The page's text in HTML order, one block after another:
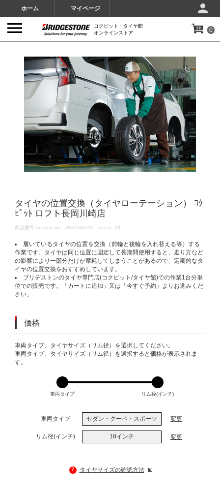
ホーム マイページ
コクピット・タイヤ館
オンラインストア
0
タイヤの位置交換（タイヤローテーション） ｺｸ
ﾋﾟｯﾄ ロフト長岡川崎店
DETAILS
商品番号 rotation-tire_JSH7560101_sedan_18
履いているタイヤの位置を交換（前輪と後輪を入れ替える等）する
作業です。タイヤは同じ位置に固定して長期間使用すると、走り方など
の影響により一部分だけが摩耗してしまうことがあるので、定期的なタ
イヤの位置交換をおすすめしています。
ブリヂストンのタイヤ専門店(コクピット/タイヤ館)での作業1台分単
位での販売です。「カートに追加」又は「今すぐ予約」よりお進みくだ
さい。
価格
VARIATIONS
車両タイプ、タイヤサイズ（リム径）を選択してください。
車両タイプ、タイヤサイズ（リム径）を選択すると価格が表示されま
す。
車両タイプ リム径(インチ)
車両タイプ セダン・クーペ・スポーツ 変更
リム径(インチ) 18インチ 変更
? タイヤサイズの確認方法